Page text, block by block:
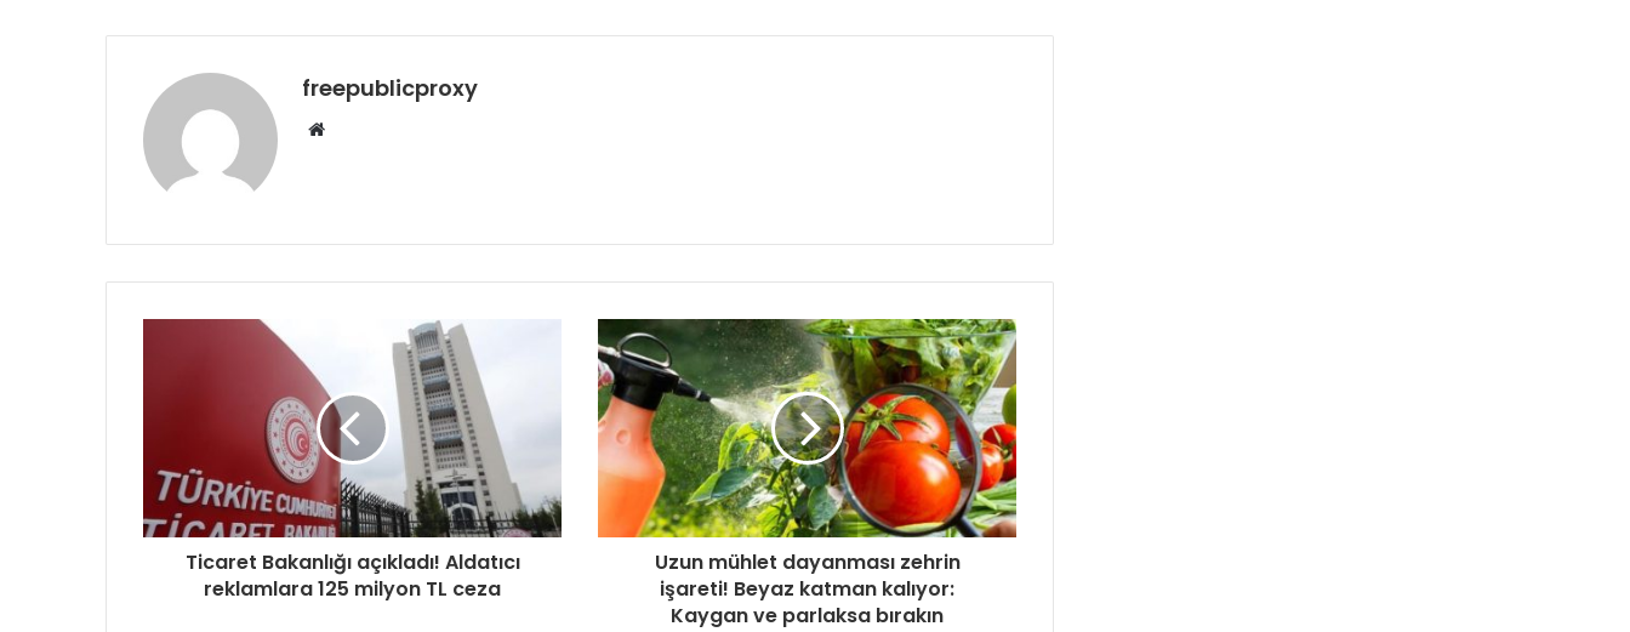
freepublicproxy
Web
Ticaret Bakanlığı açıkladı! Aldatıcı
reklamlara 125 milyon TL ceza
Uzun mühlet dayanması zehrin
işareti! Beyaz katman kalıyor:
Kaygan ve parlaksa bırakın